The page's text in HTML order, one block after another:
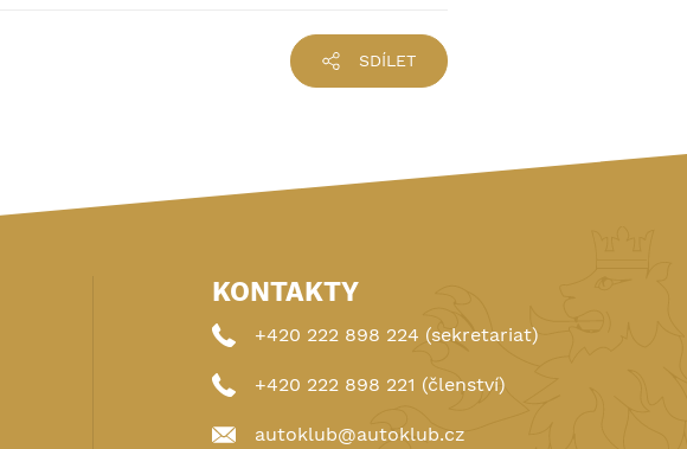
SDÍLET
KONTAKTY
+420 222 898 224 (sekretariat)
+420 222 898 221 (členství)
autoklub@autoklub.cz